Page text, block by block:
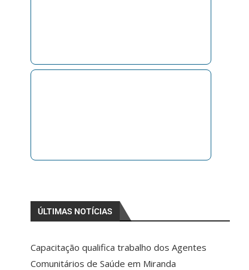
ÚLTIMAS NOTÍCIAS
Capacitação qualifica trabalho dos Agentes
Comunitários de Saúde em Miranda